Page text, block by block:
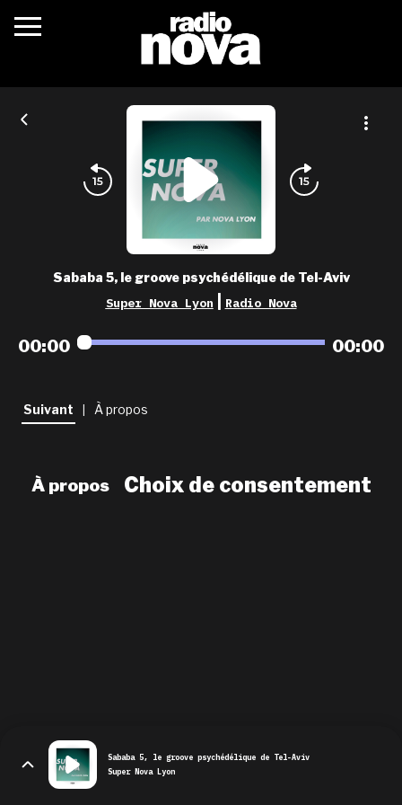
c’était quoi ?
podcasts
nova aime
les grilles
playlists
newsletter
Sababa 5, le groove psychédélique de Tel-Aviv
Super Nova Lyon Radio Nova
00:00 00:00
Suivant À propos
À propos Choix de consentement
Sababa 5, le groove psychédélique de Tel-Aviv
Super Nova Lyon